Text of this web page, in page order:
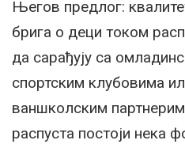
Његов предлог:
брига о деци током
да сарађују са
спортским клубовима
ваншколским
распуста постоји нека